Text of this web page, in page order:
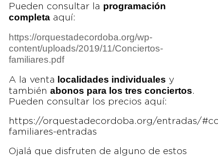
Pueden consultar la programación
completaaquí:
https://orquestadecordoba.org/wp-
content/uploads/2019/11/Conciertos-
familiares.pdf
A la venta localidades individuales y
también abonos para los tres conciertos.
Pueden consultar los precios aquí:
https://orquestadecordoba.org/entradas/
familiares-entradas
Ojalá que disfruten de alguno de estos